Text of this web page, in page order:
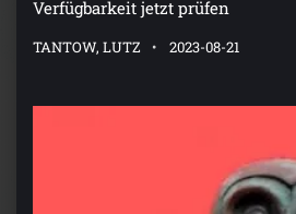
Verfügbarkeit jetzt prüfen
TANTOW, LUTZ 2023-08-21